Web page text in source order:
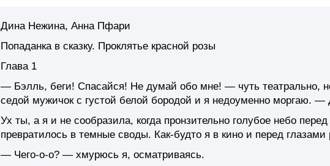
Дина Нежина, Анна Пфари
Попаданка в сказку. Проклятье красной розы
Глава 1
— Бэлль, беги! Спасайся! Не думай обо мне! — чуть театрально,
седой мужичок с густой белой бородой и я недоуменно моргаю. —
Ух ты, а я и не сообразила, когда пронзительно голубое небо
превратилось в темные своды. Как-будто я в кино и перед глазами
— Чего-о-о? — хмурюсь я, осматриваясь.